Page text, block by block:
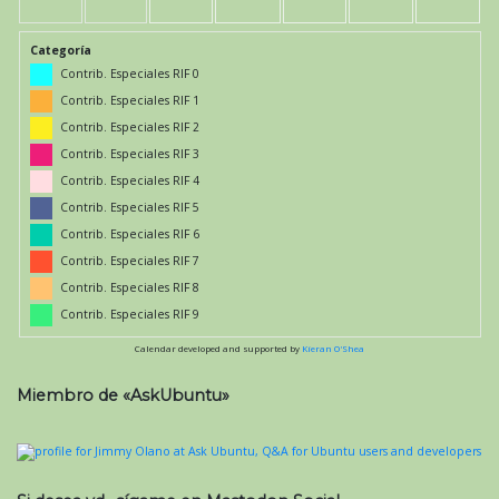
Categoría
Contrib. Especiales RIF 0
Contrib. Especiales RIF 1
Contrib. Especiales RIF 2
Contrib. Especiales RIF 3
Contrib. Especiales RIF 4
Contrib. Especiales RIF 5
Contrib. Especiales RIF 6
Contrib. Especiales RIF 7
Contrib. Especiales RIF 8
Contrib. Especiales RIF 9
Calendar developed and supported by Kieran O'Shea
Miembro de «AskUbuntu»